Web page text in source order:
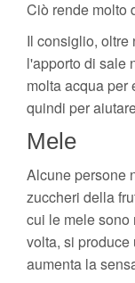
Ciò rende molto
Il consiglio, oltre
l'apporto di sale
molta acqua per
quindi per
Mele
Alcune persone
zuccheri della
cui le mele sono
volta, si
aumenta la